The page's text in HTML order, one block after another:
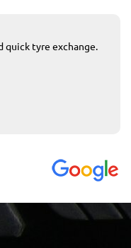
quick tyre exchange.